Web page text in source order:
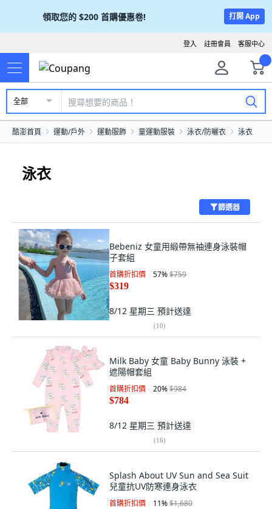
領取您的 $200 首購優惠卷! 打開 App
客服中心
註冊會員
登入
全部
酷澎首頁 運動/戶外 運動服飾 童運動服裝 泳衣/防曬衣 泳衣
泳衣
篩選器
Bebeniz 女童用緞帶無袖連身泳裝帽
子套組
首購折扣價 57%$759
$319
8/12 星期三 預計送達
(10)
Milk Baby 女童 Baby Bunny 泳裝 +
遮陽帽套組
首購折扣價 20%$984
$784
8/12 星期三 預計送達
(16)
Splash About UV Sun and Sea Suit
兒童抗UV防寒連身泳衣
首購折扣價 11%$1,680